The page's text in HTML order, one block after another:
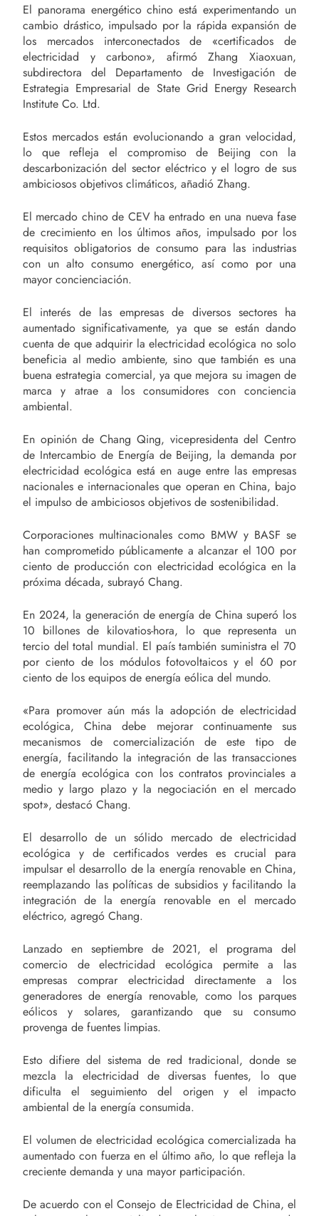
El panorama energético chino está experimentando un
cambio drástico, impulsado por la rápida expansión de
los mercados interconectados de «certificados de
electricidad y carbono», afirmó Zhang Xiaoxuan,
subdirectora del Departamento de Investigación de
Estrategia Empresarial de State Grid Energy Research
Institute Co. Ltd.
Estos mercados están evolucionando a gran velocidad,
lo que refleja el compromiso de Beijing con la
descarbonización del sector eléctrico y el logro de sus
ambiciosos objetivos climáticos, añadió Zhang.
El mercado chino de CEV ha entrado en una nueva fase
de crecimiento en los últimos años, impulsado por los
requisitos obligatorios de consumo para las industrias
con un alto consumo energético, así como por una
mayor concienciación.
El interés de las empresas de diversos sectores ha
aumentado significativamente, ya que se están dando
cuenta de que adquirir la electricidad ecológica no solo
beneficia al medio ambiente, sino que también es una
buena estrategia comercial, ya que mejora su imagen de
marca y atrae a los consumidores con conciencia
ambiental.
En opinión de Chang Qing, vicepresidenta del Centro
de Intercambio de Energía de Beijing, la demanda por
electricidad ecológica está en auge entre las empresas
nacionales e internacionales que operan en China, bajo
el impulso de ambiciosos objetivos de sostenibilidad.
Corporaciones multinacionales como BMW y BASF se
han comprometido públicamente a alcanzar el 100 por
ciento de producción con electricidad ecológica en la
próxima década, subrayó Chang.
En 2024, la generación de energía de China superó los
10 billones de kilovatios-hora, lo que representa un
tercio del total mundial. El país también suministra el 70
por ciento de los módulos fotovoltaicos y el 60 por
ciento de los equipos de energía eólica del mundo.
«Para promover aún más la adopción de electricidad
ecológica, China debe mejorar continuamente sus
mecanismos de comercialización de este tipo de
energía, facilitando la integración de las transacciones
de energía ecológica con los contratos provinciales a
medio y largo plazo y la negociación en el mercado
spot», destacó Chang.
El desarrollo de un sólido mercado de electricidad
ecológica y de certificados verdes es crucial para
impulsar el desarrollo de la energía renovable en China,
reemplazando las políticas de subsidios y facilitando la
integración de la energía renovable en el mercado
eléctrico, agregó Chang.
Lanzado en septiembre de 2021, el programa del
comercio de electricidad ecológica permite a las
empresas comprar electricidad directamente a los
generadores de energía renovable, como los parques
eólicos y solares, garantizando que su consumo
provenga de fuentes limpias.
Esto difiere del sistema de red tradicional, donde se
mezcla la electricidad de diversas fuentes, lo que
dificulta el seguimiento del origen y el impacto
ambiental de la energía consumida.
El volumen de electricidad ecológica comercializada ha
aumentado con fuerza en el último año, lo que refleja la
creciente demanda y una mayor participación.
De acuerdo con el Consejo de Electricidad de China, el